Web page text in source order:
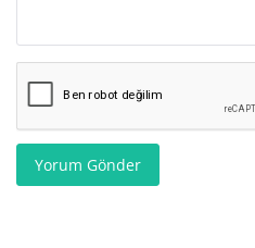
Yorum Gönder